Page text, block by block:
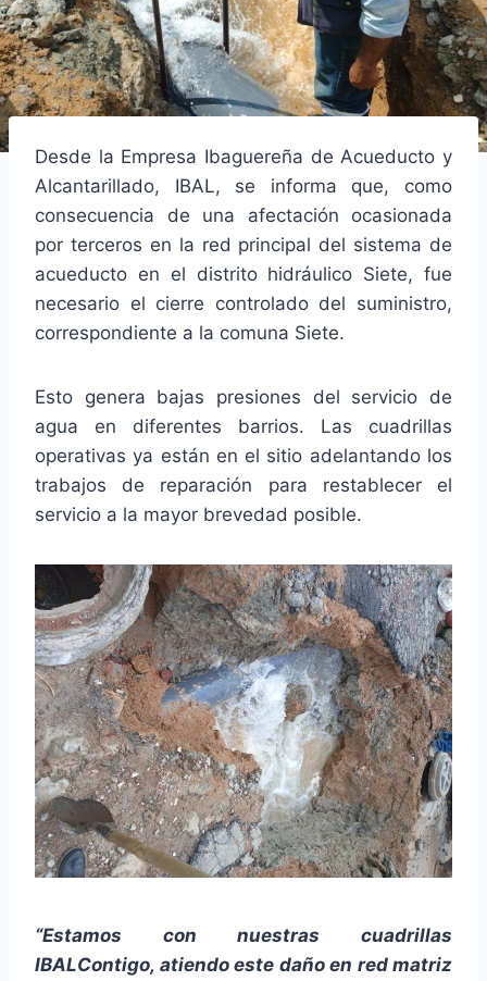
Desde la Empresa Ibaguereña de Acueducto y
Alcantarillado, IBAL, se informa que, como
consecuencia de una afectación ocasionada
por terceros en la red principal del sistema de
acueducto en el distrito hidráulico Siete, fue
necesario el cierre controlado del suministro,
correspondiente a la comuna Siete.
Esto genera bajas presiones del servicio de
agua en diferentes barrios. Las cuadrillas
operativas ya están en el sitio adelantando los
trabajos de reparación para restablecer el
servicio a la mayor brevedad posible.
“Estamos con nuestras cuadrillas
IBALContigo, atiendo este daño en red matriz